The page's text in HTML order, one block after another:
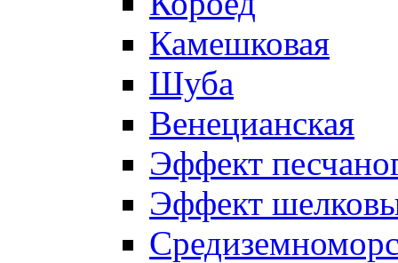
Камешковая
Шуба
Венецианская
Эффект
Эффект